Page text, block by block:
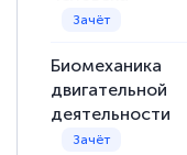
Биомеханика
двигательной
деятельности